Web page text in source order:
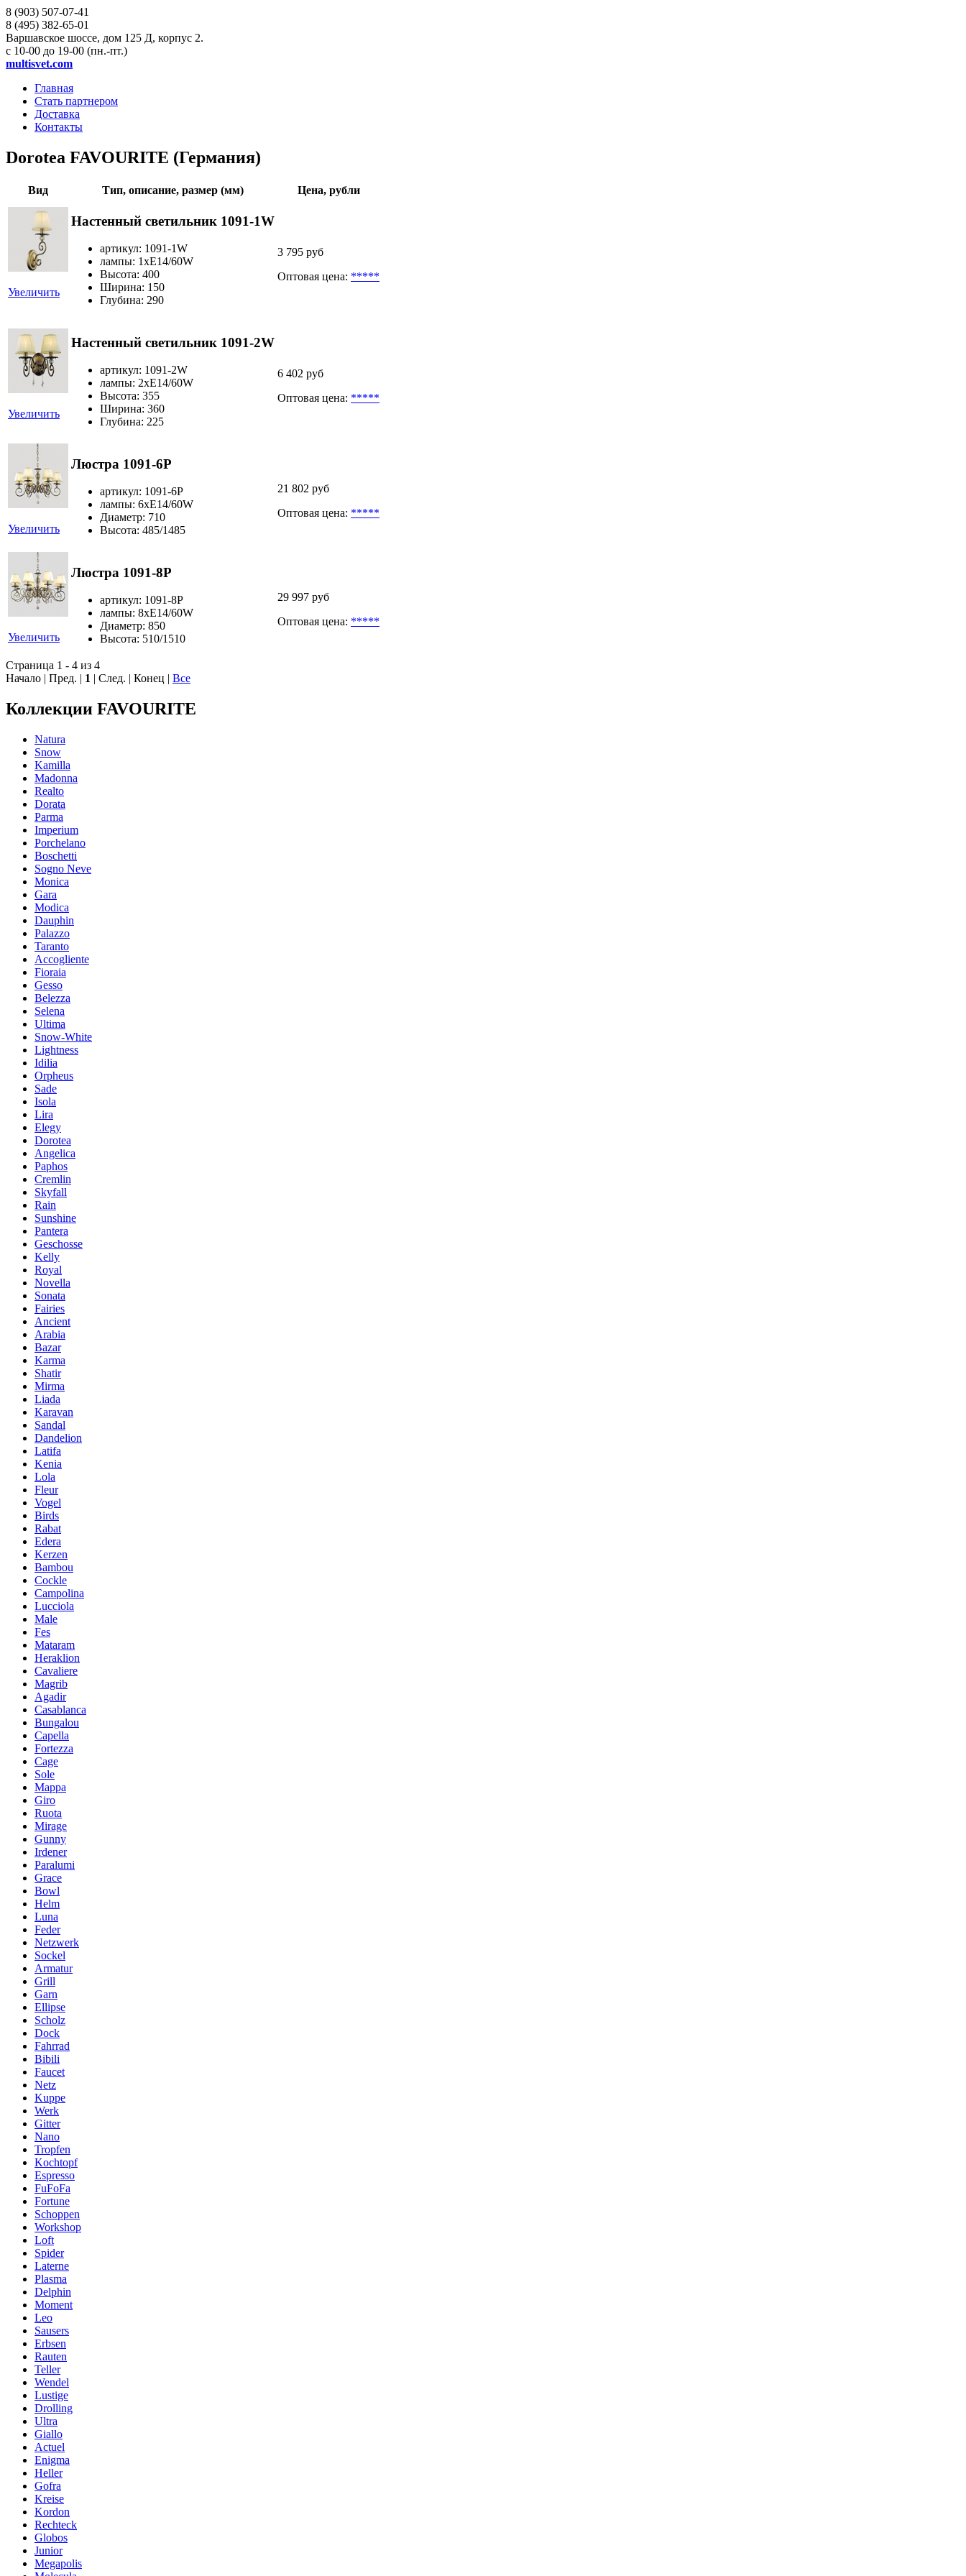
8 (903) 507-07-41
8 (495) 382-65-01
Варшавское шоссе, дом 125 Д, корпус 2.
с 10-00 до 19-00 (пн.-пт.)
multisvet.com
Главная
Стать партнером
Доставка
Контакты
Dorotea FAVOURITE (Германия)
Вид Тип, описание, размер (мм) Цена, рубли
Увеличить
Настенный светильник 1091-1W
артикул: 1091-1W
лампы: 1хE14/60W
Высота: 400
Ширина: 150
Глубина: 290
3 795 руб
Оптовая цена: *****
Увеличить
Настенный светильник 1091-2W
артикул: 1091-2W
лампы: 2хE14/60W
Высота: 355
Ширина: 360
Глубина: 225
6 402 руб
Оптовая цена: *****
Увеличить
Люстра 1091-6P
артикул: 1091-6P
лампы: 6хE14/60W
Диаметр: 710
Высота: 485/1485
21 802 руб
Оптовая цена: *****
Увеличить
Люстра 1091-8P
артикул: 1091-8P
лампы: 8хE14/60W
Диаметр: 850
Высота: 510/1510
29 997 руб
Оптовая цена: *****
Страница 1 - 4 из 4
Начало | Пред. | 1 | След. | Конец | Все
Коллекции FAVOURITE
Natura
Snow
Kamilla
Madonna
Realto
Dorata
Parma
Imperium
Porchelano
Boschetti
Sogno Neve
Moniсa
Gara
Modica
Dauphin
Palazzo
Taranto
Accogliente
Fioraia
Gesso
Belezza
Selena
Ultima
Snow-White
Lightness
Idilia
Orpheus
Sade
Isola
Lira
Elegy
Dorotea
Angelica
Paphos
Cremlin
Skyfall
Rain
Sunshine
Pantera
Geschosse
Kelly
Royal
Novella
Sonata
Fairies
Ancient
Arabia
Bazar
Karma
Shatir
Mirma
Liada
Karavan
Sandal
Dandelion
Latifa
Kenia
Lola
Fleur
Vogel
Birds
Rabat
Edera
Kerzen
Bambou
Cockle
Campolina
Lucciola
Male
Fes
Mataram
Heraklion
Cavaliere
Magrib
Agadir
Casablanca
Bungalou
Capella
Fortezza
Cage
Sole
Mappa
Giro
Ruota
Mirage
Gunny
Irdener
Paralumi
Grace
Bowl
Helm
Luna
Feder
Netzwerk
Sockel
Armatur
Grill
Garn
Ellipse
Scholz
Dock
Fahrrad
Bibili
Faucet
Netz
Kuppe
Werk
Gitter
Nano
Tropfen
Kochtopf
Espresso
FuFoFa
Fortune
Schoppen
Workshop
Loft
Spider
Laterne
Plasma
Delphin
Moment
Leo
Sausers
Erbsen
Rauten
Teller
Wendel
Lustige
Drolling
Ultra
Giallo
Actuel
Enigma
Heller
Gofra
Kreise
Kordon
Rechteck
Globos
Junior
Megapolis